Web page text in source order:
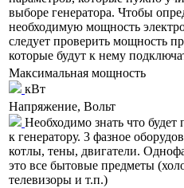
выборе генератора. Чтобы
необходимую мощность
следует проверить мощность
которые будут к нему
Максимальная мощность
кВт
Напряжение, Вольт
Необходимо знать что будет
к генератору. 3 фазное
котлы, тены, двигатели.
это все бытовые предметы
телевизоры и т.п.)